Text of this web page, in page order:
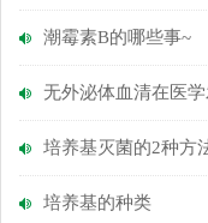
潮霉素B的哪些事~
培养基灭菌的2种方
培养基的种类